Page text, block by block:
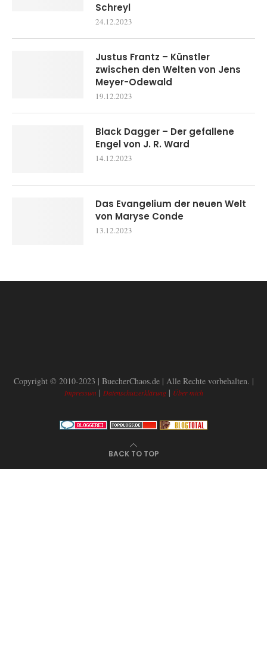
Schreyl
24.12.2023
Justus Frantz – Künstler
zwischen den Welten von Jens
Meyer-Odewald
19.12.2023
Black Dagger – Der gefallene
Engel von J. R. Ward
14.12.2023
Das Evangelium der neuen Welt
von Maryse Conde
13.12.2023
Copyright © 2010-2023 | BuecherChaos.de | Alle Rechte vorbehalten. |
Impressum | Datenschutzerklärung| Über mich
BACK TO TOP